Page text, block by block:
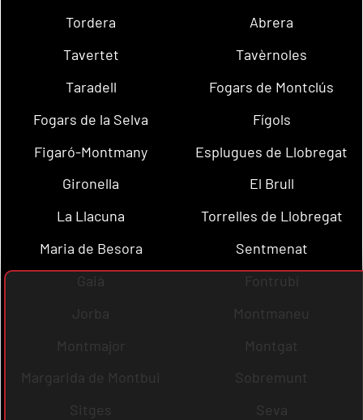
Tordera
Abrera
Tavertet
Tavèrnoles
Taradell
Fogars de Montclús
Fogars de la Selva
Fígols
Figaró-Montmany
Esplugues de Llobregat
Gironella
El Brull
La Llacuna
Torrelles de Llobregat
Maria de Besora
Sentmenat
Gaià
Fontrubí
Jorba
Montmaneu
Montmajor
Montgat
Margarida de Montbui
Sobremunt
Sitges
Seva